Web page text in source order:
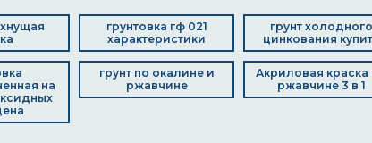
грунтовка гф 021
характеристики
грунт холодного
цинкования
на
грунт по окалине и
ржавчине
Акриловая краска
ржавчине 3 в 1